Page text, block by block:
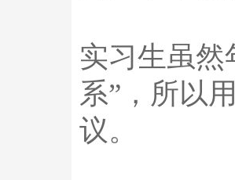
实习生虽然
系” ，所以
议。